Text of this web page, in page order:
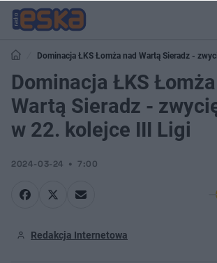
Dominacja ŁKS Łomża nad Wartą Sieradz -
III Ligi
Dominacja ŁKS
Wartą Sieradz -
w 22. kolejce III Ligi
2024-03-24 7:00
Redakcja Internetowa